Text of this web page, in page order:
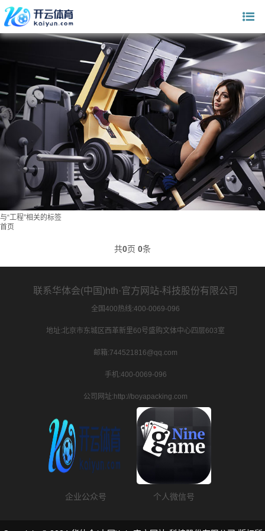
与“工程”相关的标签
首页
共0页 0条
联系华体会(中国)hth·官方网站-科技股份有限公司
全国400热线:400-0069-096
地址:北京市东城区西革新里60号盛购文体中心四层603室
邮箱:744521816@qq.com
手机:400-0069-096
公司网址:http://boyapacking.com
企业公众号 个人微信号